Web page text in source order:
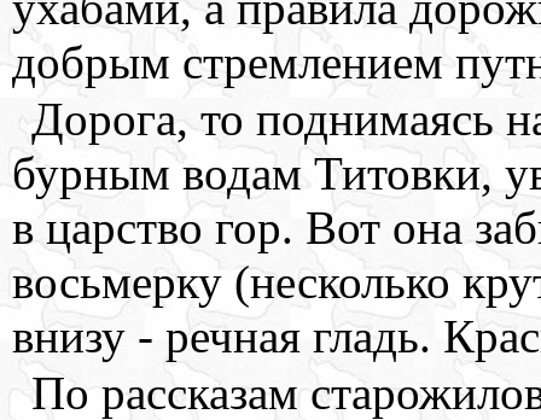
добрым стремлением
Дорога, то поднимаясь
бурным водам Титовки,
в царство гор. Вот она
восьмерку (несколько
внизу - речная гладь.
По рассказам